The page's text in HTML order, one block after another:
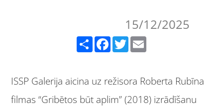
15/12/2025
Facebook Twitter
ISSP Galerija aicina uz režisora Roberta Rubīna
filmas “Gribētos būt aplim” (2018) izrādīšanu